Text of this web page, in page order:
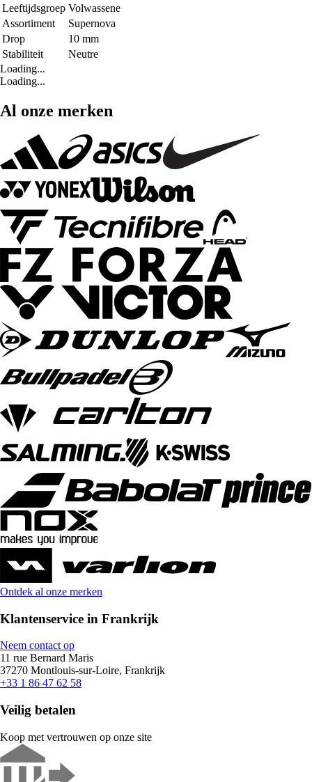
Leeftijdsgroep Volwassene
Assortiment
Supernova
Drop
10 mm
Stabiliteit
Neutre
Loading...
Loading...
Al onze merken
Ontdek al onze merken
Klantenservice in Frankrijk
Neem contact op
11 rue Bernard Maris
37270 Montlouis-sur-Loire, Frankrijk
+33 1 86 47 62 58
Veilig betalen
Koop met vertrouwen op onze site